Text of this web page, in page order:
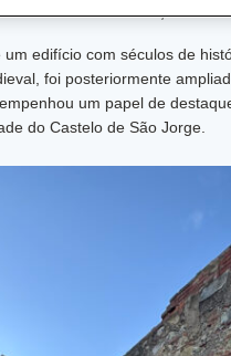
da CCDR LVT, I.P..
edifício com séculos de
foi posteriormente
um papel de
do Castelo de São Jorge.